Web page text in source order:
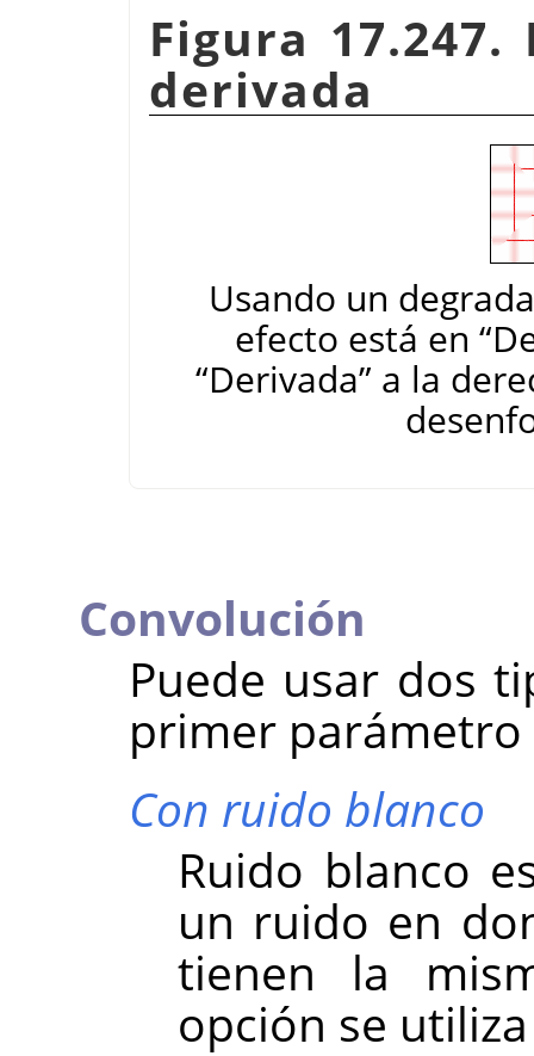
Figura
derivada
Usando un
efecto está en “
“Derivada” a la
Convolución
Puede usar dos
primer parámetro
Con ruido blanco
Ruido blanco
un ruido en
tienen la
opción se